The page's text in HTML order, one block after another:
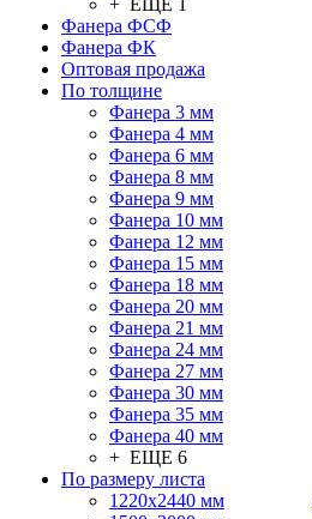
+ ЕЩЕ 1
Фанера ФСФ
Фанера ФК
Оптовая продажа
По толщине
Фанера 3 мм
Фанера 4 мм
Фанера 6 мм
Фанера 8 мм
Фанера 9 мм
Фанера 10 мм
Фанера 12 мм
Фанера 15 мм
Фанера 18 мм
Фанера 20 мм
Фанера 21 мм
Фанера 24 мм
Фанера 27 мм
Фанера 30 мм
Фанера 35 мм
Фанера 40 мм
+ ЕЩЕ 6
По размеру листа
1220х2440 мм